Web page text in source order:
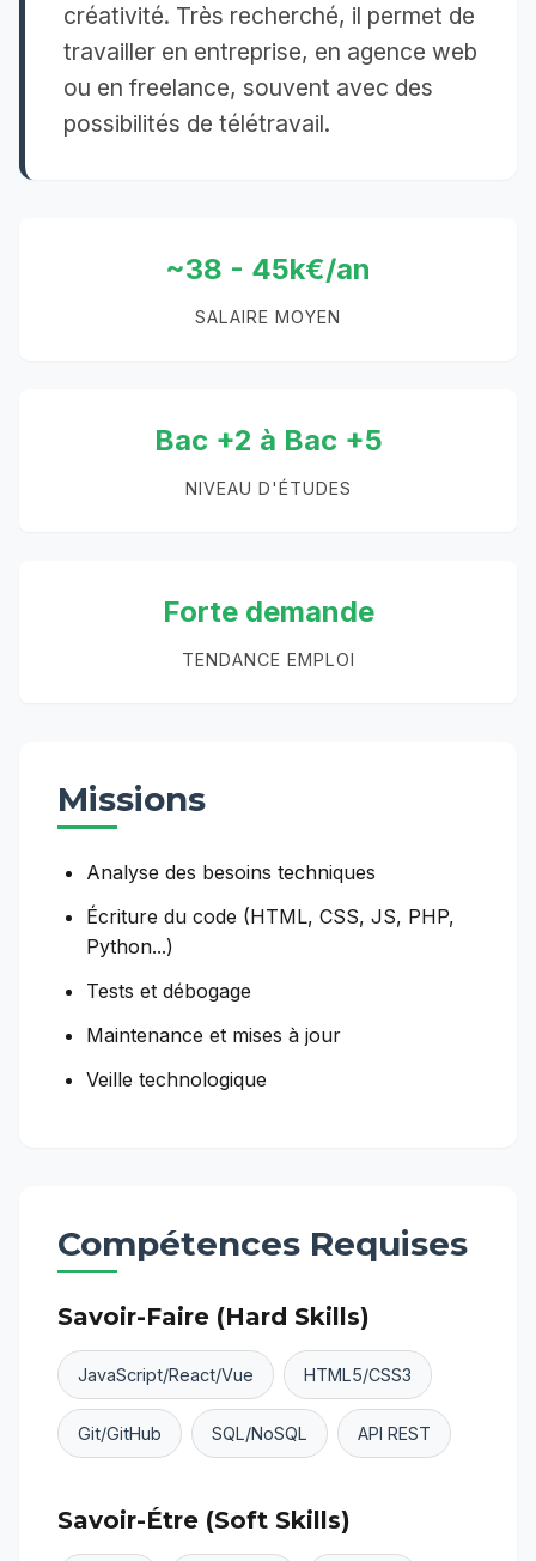
créativité. Très recherché, il permet de
travailler en entreprise, en agence web
ou en freelance, souvent avec des
possibilités de télétravail.
~38 - 45k€/an
SALAIRE MOYEN
Bac +2 à Bac +5
NIVEAU D'ÉTUDES
Forte demande
TENDANCE EMPLOI
Missions
Analyse des besoins techniques
Écriture du code (HTML, CSS, JS, PHP,
Python...)
Tests et débogage
Maintenance et mises à jour
Veille technologique
Compétences Requises
Savoir-Faire (Hard Skills)
JavaScript/React/Vue HTML5/CSS3
Git/GitHub SQL/NoSQL API REST
Savoir-Étre (Soft Skills)